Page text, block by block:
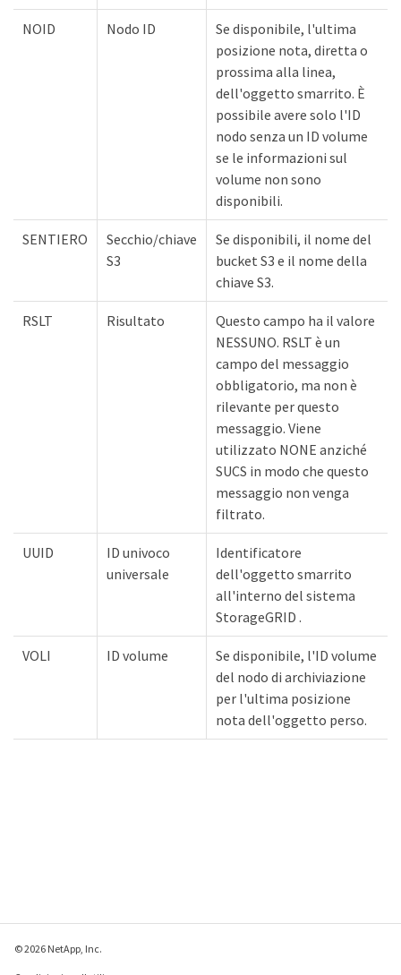
NOID Nodo ID
Se disponibile, l'ultima
posizione nota, diretta o
prossima alla linea,
dell'oggetto smarrito. È
possibile avere solo l'ID
nodo senza un ID volume
se le informazioni sul
volume non sono
disponibili.
SENTIERO
Secchio/chiave
S3
Se disponibili, il nome del
bucket S3 e il nome della
chiave S3.
RSLT Risultato
Questo campo ha il valore
NESSUNO. RSLT è un
campo del messaggio
obbligatorio, ma non è
rilevante per questo
messaggio. Viene
utilizzato NONE anziché
SUCS in modo che questo
messaggio non venga
filtrato.
UUID
ID univoco
universale
Identificatore
dell'oggetto smarrito
all'interno del sistema
StorageGRID .
VOLI ID volume
Se disponibile, l'ID volume
del nodo di archiviazione
per l'ultima posizione
nota dell'oggetto perso.
© 2026 NetApp, Inc.